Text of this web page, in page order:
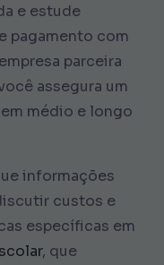
e estude
pagamento com
parceira
assegura um
médio e longo
informações
custos e
específicas em
, que